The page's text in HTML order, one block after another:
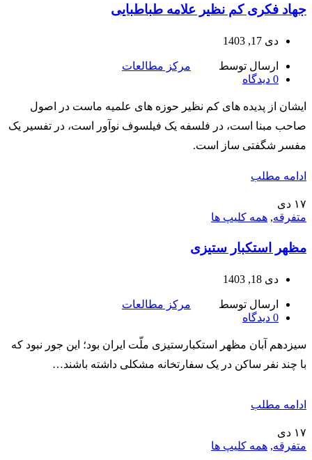
جهاد فکری کم نظیر علامه طباطبایی
دی 17, 1403
ارسال توسط
مرکز مطالعات
0 دیدگاه
ایشان از پدیده های کم نظیر حوزه های علمیه ماست در اصول
صاحب مبنا است، در فلسفه یک فیلسوف نوآور است، در تفسیر یک
مفسر شگفتی ساز است.
ادامه مطلب
۱۷ دی
متفرقه, همه کلیپ ها
مظهر استکبار ستیزی
دی 18, 1403
ارسال توسط
مرکز مطالعات
0 دیدگاه
سیزدهم آبان مظهر استکبارستیزی ملّت ایران بود؛ این جور نبود که
با چند نفر ساکن در یک سفارتخانه مشکلی داشته باشند…
ادامه مطلب
۱۷ دی
متفرقه, همه کلیپ ها